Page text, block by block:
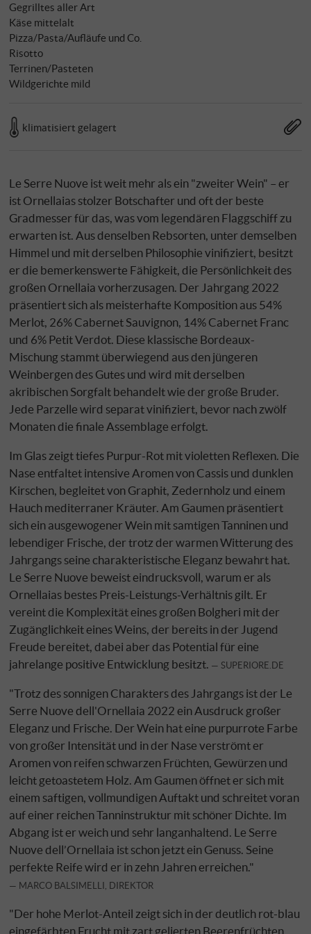
Gegrilltes aller Art
Käse mittelalt
Pizza/Pasta/Aufläufe und Co.
Risotto
Terrinen/Pasteten
Wildgerichte mild
klimatisiert gelagert
Le Serre Nuove ist weit mehr als ein "zweiter Wein" – er
ist Ornellaias stolzer Botschafter und oft der beste
Gradmesser für das, was vom legendären Flaggschiff zu
erwarten ist. Aus denselben Rebsorten, unter demselben
Himmel und mit derselben Philosophie vinifiziert, besitzt
er die bemerkenswerte Fähigkeit, die Persönlichkeit des
großen Ornellaia vorherzusagen. Der Jahrgang 2022
präsentiert sich als meisterhafte Komposition aus 54%
Merlot, 26% Cabernet Sauvignon, 14% Cabernet Franc
und 6% Petit Verdot. Diese klassische Bordeaux-
Mischung stammt überwiegend aus den jüngeren
Weinbergen des Gutes und wird mit derselben
akribischen Sorgfalt behandelt wie der große Bruder.
Jede Parzelle wird separat vinifiziert, bevor nach zwölf
Monaten die finale Assemblage erfolgt.
Im Glas zeigt tiefes Purpur-Rot mit violetten Reflexen. Die
Nase entfaltet intensive Aromen von Cassis und dunklen
Kirschen, begleitet von Graphit, Zedernholz und einem
Hauch mediterraner Kräuter. Am Gaumen präsentiert
sich ein ausgewogener Wein mit samtigen Tanninen und
lebendiger Frische, der trotz der warmen Witterung des
Jahrgangs seine charakteristische Eleganz bewahrt hat.
Le Serre Nuove beweist eindrucksvoll, warum er als
Ornellaias bestes Preis-Leistungs-Verhältnis gilt. Er
vereint die Komplexität eines großen Bolgheri mit der
Zugänglichkeit eines Weins, der bereits in der Jugend
Freude bereitet, dabei aber das Potential für eine
jahrelange positive Entwicklung besitzt.
SUPERIORE.DE
"Trotz des sonnigen Charakters des Jahrgangs ist der Le
Serre Nuove dell'Ornellaia 2022 ein Ausdruck großer
Eleganz und Frische. Der Wein hat eine purpurrote Farbe
von großer Intensität und in der Nase verströmt er
Aromen von reifen schwarzen Früchten, Gewürzen und
leicht getoastetem Holz. Am Gaumen öffnet er sich mit
einem saftigen, vollmundigen Auftakt und schreitet voran
auf einer reichen Tanninstruktur mit schöner Dichte. Im
Abgang ist er weich und sehr langanhaltend. Le Serre
Nuove dell’Ornellaia ist schon jetzt ein Genuss. Seine
perfekte Reife wird er in zehn Jahren erreichen."
MARCO BALSIMELLI, DIREKTOR
"Der hohe Merlot-Anteil zeigt sich in der deutlich rot-blau
eingefärbten Frucht mit zart gelierten Beerenfrüchten,